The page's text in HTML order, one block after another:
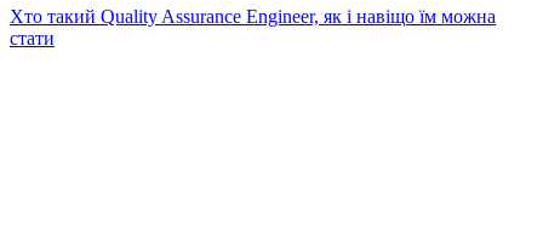
Хто такий Quality Assurance Engineer, як і навіщо їм можна
стати